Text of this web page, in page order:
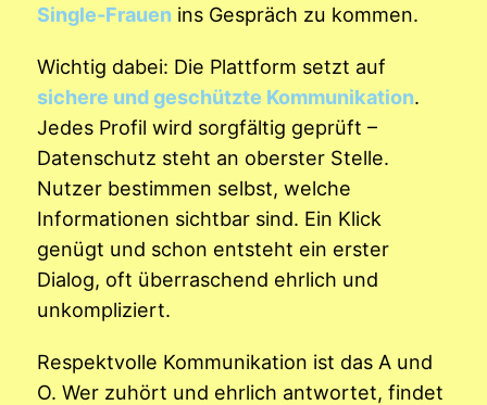
Single-Frauen ins Gespräch zu kommen.
Wichtig dabei: Die Plattform setzt auf
sichere und geschützte Kommunikation.
Jedes Profil wird sorgfältig geprüft –
Datenschutz steht an oberster Stelle.
Nutzer bestimmen selbst, welche
Informationen sichtbar sind. Ein Klick
genügt und schon entsteht ein erster
Dialog, oft überraschend ehrlich und
unkompliziert.
Respektvolle Kommunikation ist das A und
O. Wer zuhört und ehrlich antwortet, findet